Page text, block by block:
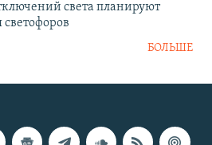
света планируют
БОЛЬШЕ